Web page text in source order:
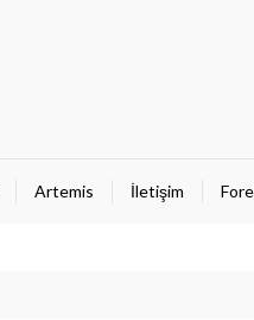
Artemis İletişim